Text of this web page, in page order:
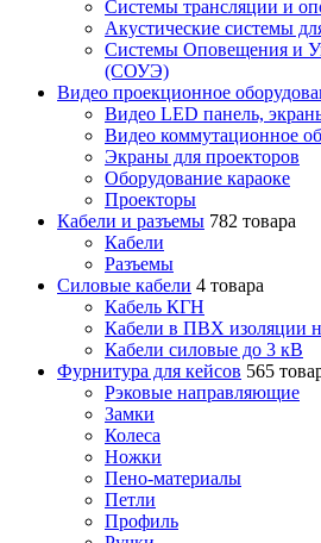
Cистемы трансляции и
Акустические системы
Системы Оповещения и
(СОУЭ)
Видео проекционное
Видео LED панель,
Видео коммутационное
Экраны для проекторов
Оборудование караоке
Проекторы
Кабели и разъемы 782 товара
Кабели
Разъемы
Силовые кабели 4 товара
Кабель КГН
Кабели в ПВХ изоляции
Кабели силовые до 3 кВ
Фурнитура для кейсов 565
Рэковые направляющие
Замки
Колеса
Ножки
Пено-материалы
Петли
Профиль